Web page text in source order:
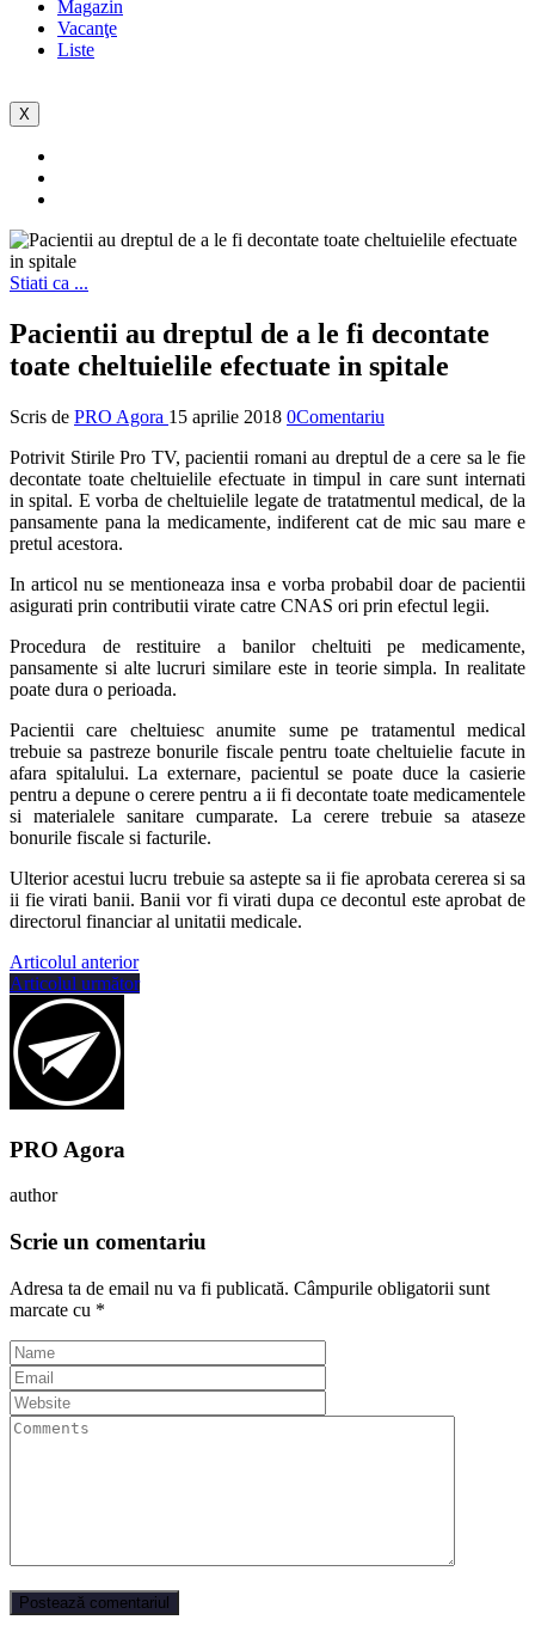
Magazin
Vacanţe
Liste
X
Stiati ca ...
Pacientii au dreptul de a le fi decontate
toate cheltuielile efectuate in spitale
Scris de PRO Agora 15 aprilie 2018 0Comentariu
Potrivit Stirile Pro TV, pacientii romani au dreptul de a cere sa le fie
decontate toate cheltuielile efectuate in timpul in care sunt internati
in spital. E vorba de cheltuielile legate de tratatmentul medical, de la
pansamente pana la medicamente, indiferent cat de mic sau mare e
pretul acestora.
In articol nu se mentioneaza insa e vorba probabil doar de pacientii
asigurati prin contributii virate catre CNAS ori prin efectul legii.
Procedura de restituire a banilor cheltuiti pe medicamente,
pansamente si alte lucruri similare este in teorie simpla. In realitate
poate dura o perioada.
Pacientii care cheltuiesc anumite sume pe tratamentul medical
trebuie sa pastreze bonurile fiscale pentru toate cheltuielie facute in
afara spitalului. La externare, pacientul se poate duce la casierie
pentru a depune o cerere pentru a ii fi decontate toate medicamentele
si materialele sanitare cumparate. La cerere trebuie sa ataseze
bonurile fiscale si facturile.
Ulterior acestui lucru trebuie sa astepte sa ii fie aprobata cererea si sa
ii fie virati banii. Banii vor fi virati dupa ce decontul este aprobat de
directorul financiar al unitatii medicale.
Articolul anterior
Articolul următor
PRO Agora
author
Scrie un comentariu
Adresa ta de email nu va fi publicată. Câmpurile obligatorii sunt
marcate cu *